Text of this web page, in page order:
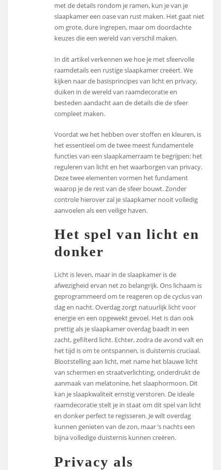
met de details rondom je ramen, kun je van je
slaapkamer een oase van rust maken. Het gaat niet
om grote, dure ingrepen, maar om doordachte
keuzes die een wereld van verschil maken.
In dit artikel verkennen we hoe je met sfeervolle
raamdetails een rustige slaapkamer creëert. We
kijken naar de basisprincipes van licht en privacy,
duiken in de wereld van raamdecoratie en
besteden aandacht aan de details die de sfeer
compleet maken.
Voordat we het hebben over stoffen en kleuren, is
het essentieel om de twee meest fundamentele
functies van een slaapkamerraam te begrijpen: het
reguleren van licht en het waarborgen van privacy.
Deze twee elementen vormen het fundament
waarop je de rest van de sfeer bouwt. Zonder
controle hierover zal je slaapkamer nooit volledig
aanvoelen als een veilige haven.
Het spel van licht en
donker
Licht is leven, maar in de slaapkamer is de
afwezigheid ervan net zo belangrijk. Ons lichaam is
geprogrammeerd om te reageren op de cyclus van
dag en nacht. Overdag zorgt natuurlijk licht voor
energie en een opgewekt gevoel. Het is dan ook
prettig als je slaapkamer overdag baadt in een
zacht, gefilterd licht. Echter, zodra de avond valt en
het tijd is om te ontspannen, is duisternis cruciaal.
Blootstelling aan licht, met name het blauwe licht
van schermen en straatverlichting, onderdrukt de
aanmaak van melatonine, het slaaphormoon. Dit
kan je slaapkwaliteit ernstig verstoren. De ideale
raamdecoratie stelt je in staat om dit spel van licht
en donker perfect te regisseren. Je wilt overdag
kunnen genieten van de zon, maar ’s nachts een
bijna volledige duisternis kunnen creëren.
Privacy als